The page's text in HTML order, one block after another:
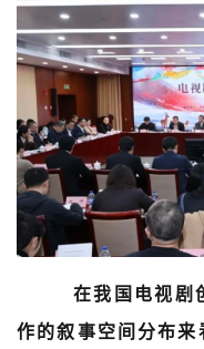
在我国电视剧
作的叙事空间分布